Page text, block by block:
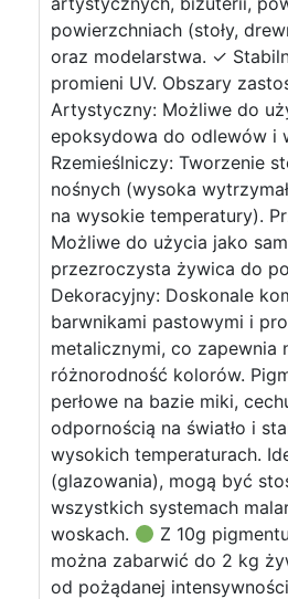
powierzchniach (stoły,
oraz modelarstwa. ✓
promieni UV. Obszary
Artystyczny: Możliwe do
epoksydowa do odlewów i
Rzemieślniczy: Tworzenie
nośnych (wysoka
na wysokie temperatury).
Możliwe do użycia jako
przezroczysta żywica do
Dekoracyjny: Doskonale
barwnikami pastowymi i
metalicznymi, co zapewnia
różnorodność kolorów.
perłowe na bazie miki,
odpornością na światło i
wysokich temperaturach.
(glazowania), mogą być
wszystkich systemach
woskach.
Z 10g
można zabarwić do 2 kg
od pożądanej